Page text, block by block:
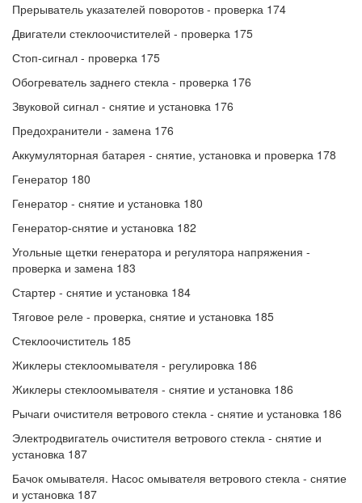
Прерыватель указателей поворотов - проверка 174
Двигатели стеклоочистителей - проверка 175
Стоп-сигнал - проверка 175
Обогреватель заднего стекла - проверка 176
Звуковой сигнал - снятие и установка 176
Предохранители - замена 176
Аккумуляторная батарея - снятие, установка и проверка 178
Генератор 180
Генератор - снятие и установка 180
Генератор-снятие и установка 182
Угольные щетки генератора и регулятора напряжения -
проверка и замена 183
Стартер - снятие и установка 184
Тяговое реле - проверка, снятие и установка 185
Стеклоочиститель 185
Жиклеры стеклоомывателя - регулировка 186
Жиклеры стеклоомывателя - снятие и установка 186
Рычаги очистителя ветрового стекла - снятие и установка 186
Электродвигатель очистителя ветрового стекла - снятие и
установка 187
Бачок омывателя. Насос омывателя ветрового стекла - снятие
и установка 187